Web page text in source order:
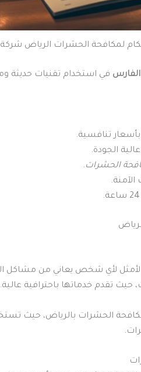
لمكافحة الحشرات الرياض
في استخدام تقنيات حديثة
تنافسية.
الجودة.
الحشرات.
لأي شخص يعاني من مشاكل
تقدم خدماتها باحترافية عالية.
الحشرات بالرياض، حيث